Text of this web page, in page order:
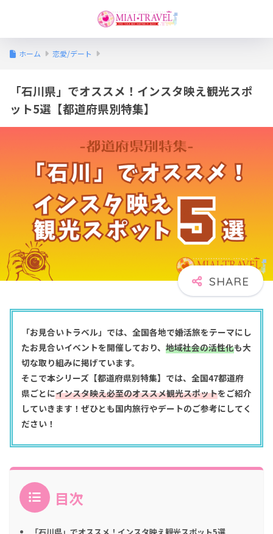
ホーム 恋愛/デート
「石川県」でオススメ！インスタ映え観光スポ
ット5選【都道府県別特集】
「お見合いトラベル」では、全国各地で婚活旅をテーマにし
たお見合いイベントを開催しており、 地域社会の活性化も大
切な取り組みに掲げています。
そこで本シリーズ【都道府県別特集】では、全国47都道府
県ごとにインスタ映え必至のオススメ観光スポットをご紹介
していきます！ぜひとも国内旅行やデートのご参考にしてく
ださい！
目次